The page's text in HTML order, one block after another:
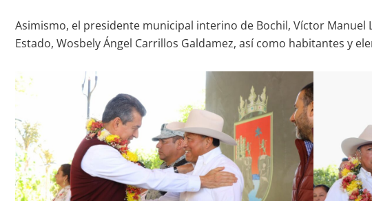
Asimismo, el presidente municipal interino de Bochil, Víctor
Estado, Wosbely Ángel Carrillos Galdamez, así como habitantes y